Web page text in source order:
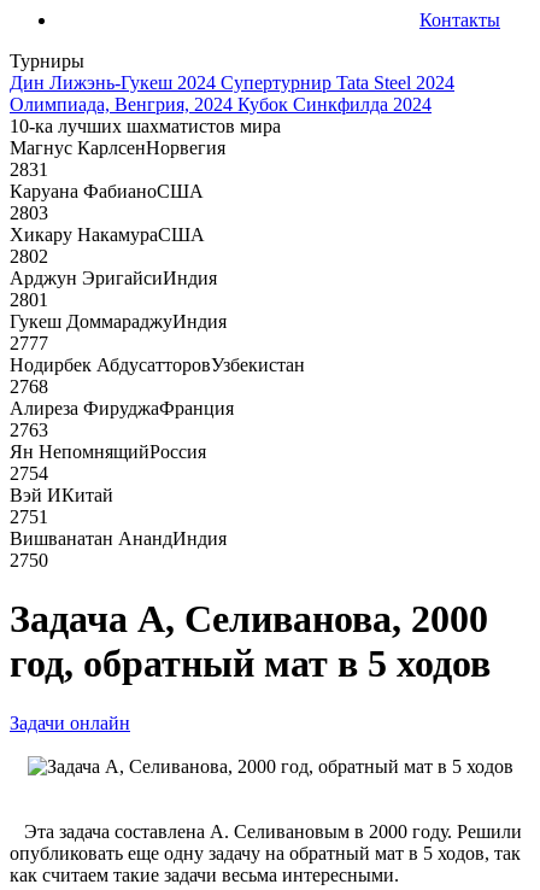
Контакты
Турниры
Дин Лижэнь-Гукеш 2024 Супертурнир Tata Steel 2024
Олимпиада, Венгрия, 2024 Кубок Синкфилда 2024
10-ка лучших шахматистов мира
Магнус КарлсенНорвегия
2831
Каруана ФабианоСША
2803
Хикару НакамураСША
2802
Арджун ЭригайсиИндия
2801
Гукеш ДоммараджуИндия
2777
Нодирбек АбдусатторовУзбекистан
2768
Алиреза ФируджаФранция
2763
Ян НепомнящийРоссия
2754
Вэй ИКитай
2751
Вишванатан АнандИндия
2750
Задача А, Селиванова, 2000
год, обратный мат в 5 ходов
Задачи онлайн
Эта задача составлена А. Селивановым в 2000 году. Решили
опубликовать еще одну задачу на обратный мат в 5 ходов, так
как считаем такие задачи весьма интересными.